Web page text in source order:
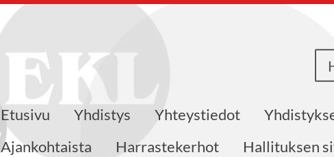
Etusivu Yhdistys Yhteystiedot
Ajankohtaista
Harrastekerhot
Hallituksen